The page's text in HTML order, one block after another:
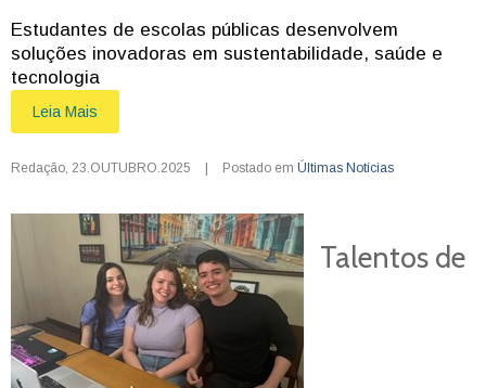
Estudantes de escolas públicas desenvolvem
soluções inovadoras em sustentabilidade, saúde e
tecnologia
Leia Mais
Redação 23.OUTUBRO.2025 | Postado em Últimas Notícias
Talentos de